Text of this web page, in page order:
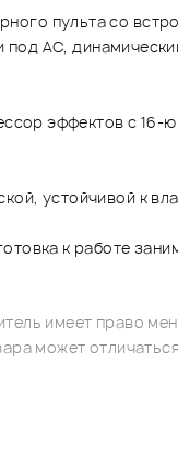
пульта со
АС,
эффектов с
устойчивой к
к работе
имеет право
может